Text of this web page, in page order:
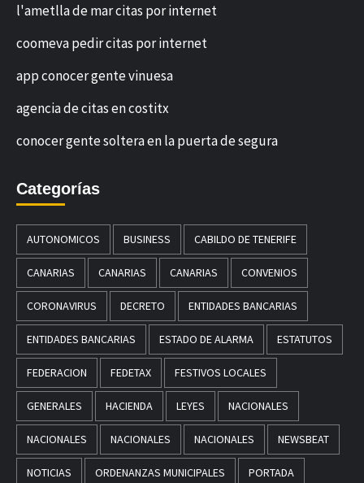
l'ametlla de mar citas por internet
coomeva pedir citas por internet
app conocer gente vinuesa
agencia de citas en costitx
conocer gente soltera en la puerta de segura
Categorías
AUTONOMICOS BUSINESS CABILDO DE TENERIFE
CANARIAS CANARIAS CANARIAS CONVENIOS
CORONAVIRUS DECRETO ENTIDADES BANCARIAS
ENTIDADES BANCARIAS ESTADO DE ALARMA ESTATUTOS
FEDERACION FEDETAX FESTIVOS LOCALES
GENERALES HACIENDA LEYES NACIONALES
NACIONALES NACIONALES NACIONALES NEWSBEAT
NOTICIAS ORDENANZAS MUNICIPALES PORTADA